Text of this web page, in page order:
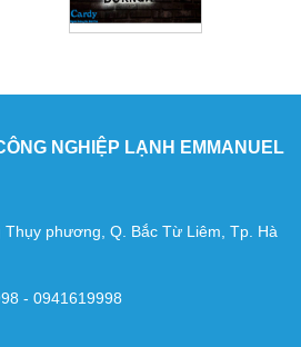
NGHIỆP LẠNH EMMANUEL
phương, Q. Bắc Từ Liêm, Tp. Hà
- 0941619998